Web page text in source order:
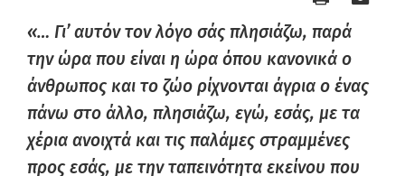
«… Γι’ αυτόν τον λόγο σάς πλησιάζω, παρά
την ώρα που είναι η ώρα όπου κανονικά ο
άνθρωπος και το ζώο ρίχνονται άγρια ο ένας
πάνω στο άλλο, πλησιάζω, εγώ, εσάς, με τα
χέρια ανοιχτά και τις παλάμες στραμμένες
προς εσάς, με την ταπεινότητα εκείνου που